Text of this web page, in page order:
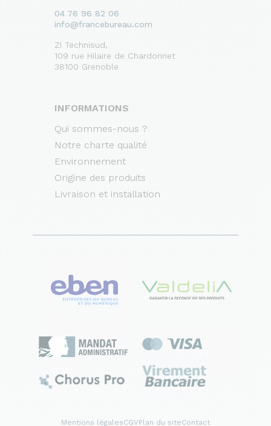
04 76 96 82 06
info@francebureau.com
ZI Technisud,
109 rue Hilaire de Chardonnet
38100 Grenoble
INFORMATIONS
Qui sommes-nous ?
Notre charte qualité
Environnement
Origine des produits
Livraison et installation
Mentions légalesCGVPlan du siteContact